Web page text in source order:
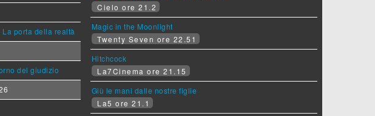
porta della realtà
del giudizio
Cielo ore 21.2
Magic in the Moonlight
Twenty Seven ore 22.51
Hitchcock
La7Cinema ore 21.15
Giù le mani dalle nostre figlie
La5 ore 21.1